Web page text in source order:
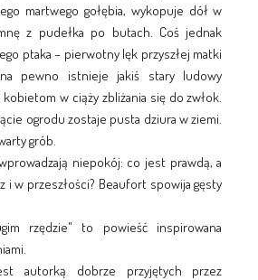
martwego gołębia, wykopuje dół w
z pudełka po butach. Coś jednak
ptaka – pierwotny lęk przyszłej matki
pewno istnieje jakiś stary ludowy
w ciąży zbliżania się do zwłok.
ogrodu zostaje pusta dziura w ziemi.
grób.
niepokój: co jest prawdą, a
i w przeszłości? Beaufort spowija gęsty
rzędzie" to powieść inspirowana
autorką dobrze przyjętych przez